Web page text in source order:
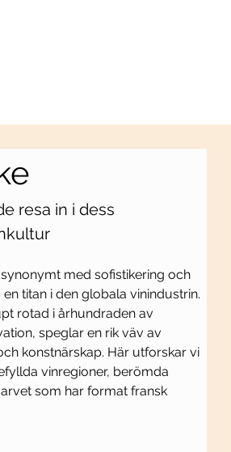
resa in i dess
med sofistikering och
titan i den globala vinindustrin.
rotad i århundraden av
speglar en rik väv av
konstnärskap. Här utforskar vi
vinregioner, berömda
som har format fransk